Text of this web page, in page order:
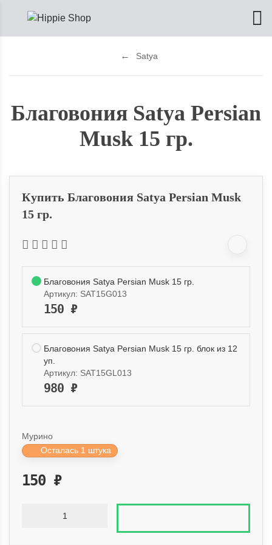
Satya
Благовония Satya Persian
Musk 15 гр.
Купить Благовония Satya Persian Musk
15 гр.
Благовония Satya Persian Musk 15 гр.
Артикул: SAT15G013
150 ₽
Благовония Satya Persian Musk 15 гр. блок из 12
уп.
Артикул: SAT15GL013
980 ₽
Мурино
Осталась 1 штука
150 ₽